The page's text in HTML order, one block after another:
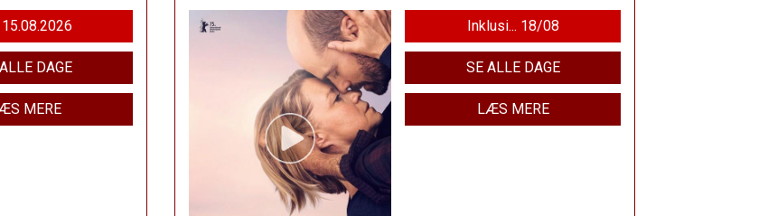
Fra 15.08.2026
DAGE
MERE
Inklusi... 18/08
SE ALLE DAGE
LÆS MERE